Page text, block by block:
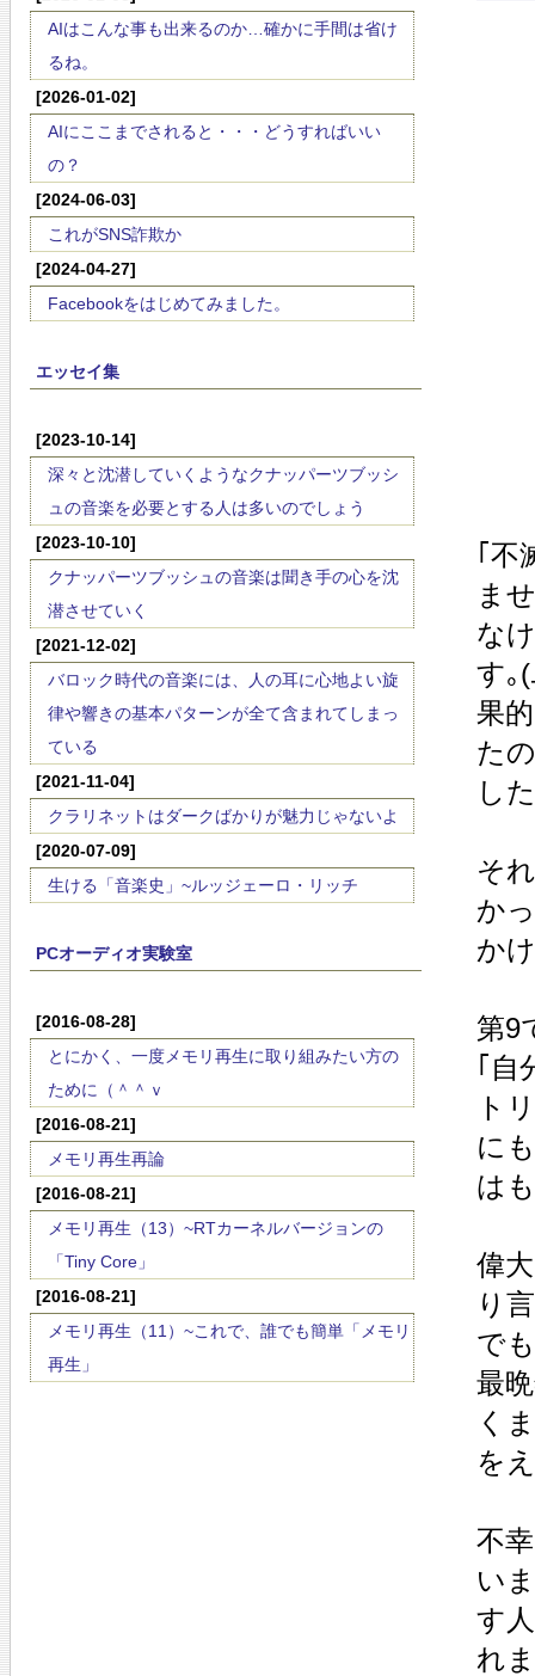
AIはこんな事も出来るのか…確かに手間は省け
るね。
[2026-01-02]
AIにここまでされると・・・どうすればいい
の？
[2024-06-03]
これがSNS詐欺か
[2024-04-27]
Facebookをはじめてみました。
エッセイ集
[2023-10-14]
深々と沈潜していくようなクナッパーツブッシ
ュの音楽を必要とする人は多いのでしょう
[2023-10-10]
クナッパーツブッシュの音楽は聞き手の心を沈
潜させていく
[2021-12-02]
バロック時代の音楽には、人の耳に心地よい旋
律や響きの基本パターンが全て含まれてしまっ
ている
[2021-11-04]
クラリネットはダークばかりが魅力じゃないよ
[2020-07-09]
生ける「音楽史」~ルッジェーロ・リッチ
PCオーディオ実験室
[2016-08-28]
とにかく、一度メモリ再生に取り組みたい方の
ために（＾＾ｖ
[2016-08-21]
メモリ再生再論
[2016-08-21]
メモリ再生（13）~RTカーネルバージョンの
「Tiny Core」
[2016-08-21]
メモリ再生（11）~これで、誰でも簡単「メモリ
再生」
｢不
ま
な
す｡
果
た
し
そ
か
か
第9
｢自
ト
に
は
偉
り
で
最
く
を
不
い
す
れ